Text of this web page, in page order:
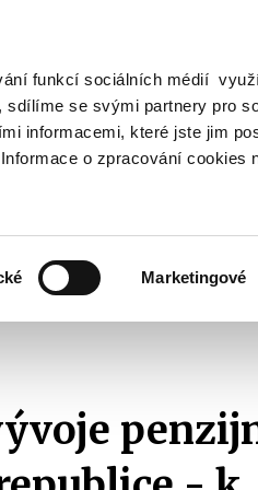
funkcí sociálních médií
se svými partnery pro
informacemi, které jste jim
o zpracování cookies
Marketingové
Vyhledat
submenu
účetnictví
a penzijní připojištění Vývoj